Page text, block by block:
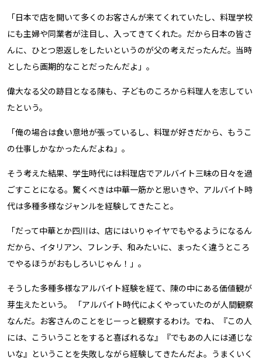
「日本で店を開いて多くのお客さんが来てくれていたし、料理学校
にも主婦や同業者が注目し、入ってきてくれた。だから日本の皆さ
んに、ひとつ恩返しをしたいというのが父の考えだったんだ。当時
としたら画期的なことだったんだよ」。
偉大なる父の跡目となる陳も、子どものころから料理人を志してい
たという。
「俺の場合は食い意地が張っているし、料理が好きだから、もうこ
の仕事しかなかったんだよね」。
そう考えた結果、学生時代には料理店でアルバイト三昧の日々を過
ごすことになる。驚くべきは中華一筋かと思いきや、アルバイト時
代は多種多様なジャンルを経験してきたこと。
「だって中華とか四川は、店にはいりゃイヤでもやるようになるん
だから、イタリアン、フレンチ、和みたいに、まったく違うところ
でやるほうがおもしろいじゃん！」。
そうした多種多様なアルバイト経験を経て、陳の中にある価値観が
芽生えたという。 「アルバイト時代によくやっていたのが人間観察
なんだ。お客さんのことをじーっと観察するわけ。でね、『この人
には、こういうことをすると喜ばれるな』『でもあの人には通じな
いな』ということを失敗しながら経験してきたんだよ。うまくいく